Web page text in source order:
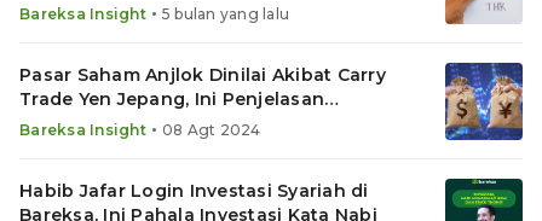
Bareksa Insight • 5 bulan yang lalu
Pasar Saham Anjlok Dinilai Akibat Carry
Trade Yen Jepang, Ini Penjelasan
Lengkapnya
Bareksa Insight • 08 Agt 2024
Habib Jafar Login Investasi Syariah di
Bareksa, Ini Pahala Investasi Kata Nabi